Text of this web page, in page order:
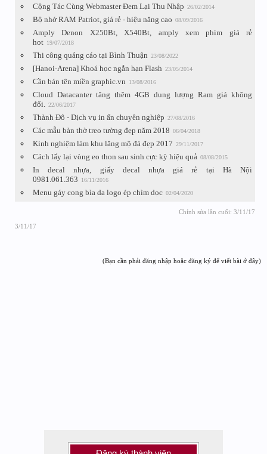
Cộng Tác Cùng Webmaster Đem Lại Thu Nhập 26/02/2014
Bộ nhớ RAM Patriot, giá rẻ - hiệu năng cao 08/09/2016
Amply Denon X250Bt, X540Bt, amply xem phim giá rẻ
hot 19/07/2018
Thi công quảng cáo tại Bình Thuận 23/08/2022
[Hanoi-Arena] Khoá học ngắn hạn Flash 23/05/2014
Cần bán tên miền graphic.vn 13/08/2016
Cloud Datacanter tăng thêm 4GB dung lượng Ram giá không
đổi.
22/06/2017
Thành Đô - Dịch vụ in ấn chuyên nghiệp 27/08/2016
Các mẫu bàn thờ treo tường đẹp năm 2018 06/04/2018
Kinh nghiệm làm khu lăng mộ đá đẹp 2017 29/11/2017
Cách lấy lại vòng eo thon sau sinh cực kỳ hiệu quả 08/08/2015
In decal nhựa, giấy decal nhựa giá rẻ tại Hà Nội
0981.061.363
16/11/2016
Menu gáy cong bìa da logo ép chìm dọc 02/04/2020
Chỉnh sửa lần cuối: 3/11/17
3/11/17
(Bạn cần phải đăng nhập hoặc đăng ký để viết bài ở đây)